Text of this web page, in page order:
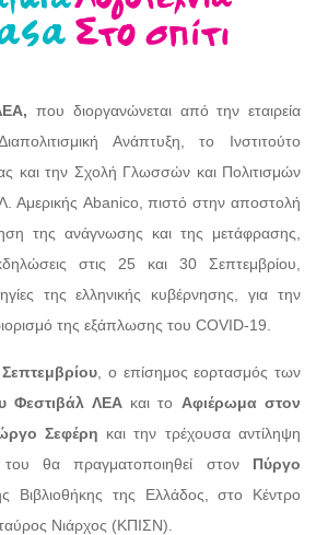
που διοργανώνεται από την εταιρεία
Ανάπτυξη, το Ινστιτούτο
και την Σχολή Γλωσσών και Πολιτισμών
Λ. Αμερικής Abanico, πιστό στην αποστολή
της ανάγνωσης και της μετάφρασης,
στις 25 και 30 Σεπτεμβρίου,
της ελληνικής κυβέρνησης, για την
της εξάπλωσης του COVID-19.
, ο επίσημος εορτασμός των
Φεστιβάλ ΛΕΑκαι το Αφιέρωμα στον
Σεφέρη και την τρέχουσα αντίληψη
θα πραγματοποιηθεί στον Πύργο
Βιβλιοθήκης της Ελλάδος, στο Κέντρο
Νιάρχος (ΚΠΙΣΝ).